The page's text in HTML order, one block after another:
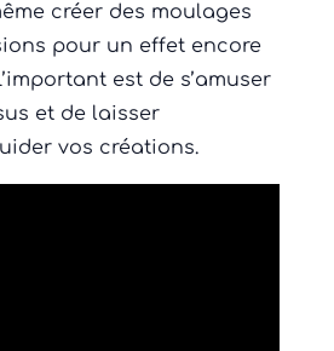
créer des moulages
pour un effet encore
est de s’amuser
et de laisser
vos créations.